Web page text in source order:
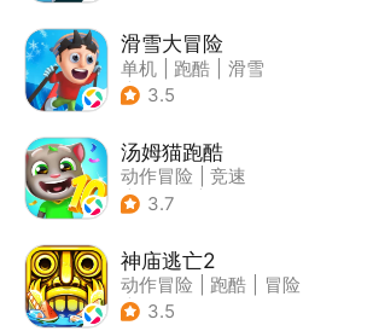
滑雪大冒险
单机 跑酷
滑雪
| 游道易
3.5
汤姆猫跑酷
动作冒险
竞速
| 汤姆猫
3.7
神庙逃亡2
动作冒险 跑酷
冒险
| 欧美风
3.5